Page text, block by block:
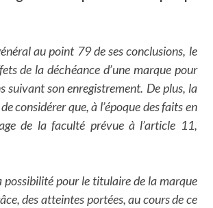
au point 79 de ses conclusions, le
de la déchéance d’une marque pour
suivant son enregistrement. De plus, la
considérer que, à l’époque des faits en
de la faculté prévue à l’article 11,
pour le titulaire de la marque
des atteintes portées, au cours de ce